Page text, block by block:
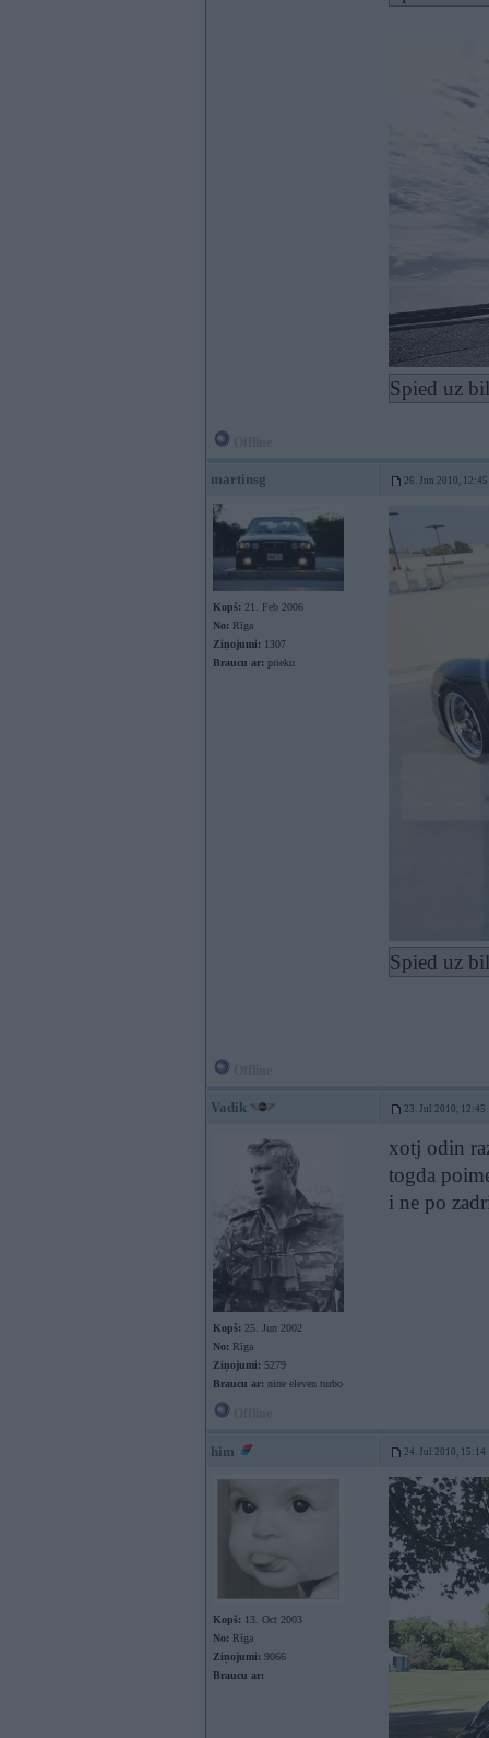
Spied uz
martinsg 26. Jun 2010, 12:45
Kopš: 21. Feb 2006
No: Rīga
Ziņojumi: 1307
Braucu ar: prieku
Spied uz
Vadik 23. Jul 2010, 12:45
Kopš: 25. Jun 2002
No: Rīga
Ziņojumi: 5279
Braucu ar: nine eleven turbo
xotj odin
togda
i ne po
him 24. Jul 2010, 15:14
Kopš: 13. Oct 2003
No: Rīga
Ziņojumi: 9066
Braucu ar: